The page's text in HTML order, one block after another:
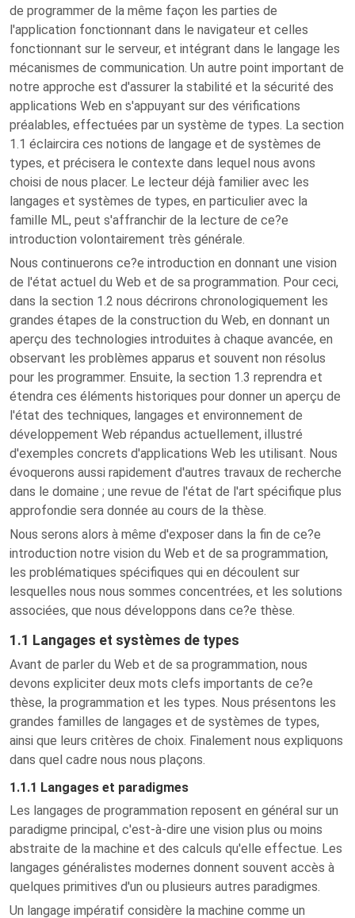
de programmer de la même façon les parties de
l'application fonctionnant dans le navigateur et celles
fonctionnant sur le serveur, et intégrant dans le langage les
mécanismes de communication. Un autre point important de
notre approche est d'assurer la stabilité et la sécurité des
applications Web en s'appuyant sur des vérifications
préalables, effectuées par un système de types. La section
1.1 éclaircira ces notions de langage et de systèmes de
types, et précisera le contexte dans lequel nous avons
choisi de nous placer. Le lecteur déjà familier avec les
langages et systèmes de types, en particulier avec la
famille ML, peut s'affranchir de la lecture de ce?e
introduction volontairement très générale.
Nous continuerons ce?e introduction en donnant une vision
de l'état actuel du Web et de sa programmation. Pour ceci,
dans la section 1.2 nous décrirons chronologiquement les
grandes étapes de la construction du Web, en donnant un
aperçu des technologies introduites à chaque avancée, en
observant les problèmes apparus et souvent non résolus
pour les programmer. Ensuite, la section 1.3 reprendra et
étendra ces éléments historiques pour donner un aperçu de
l'état des techniques, langages et environnement de
développement Web répandus actuellement, illustré
d'exemples concrets d'applications Web les utilisant. Nous
évoquerons aussi rapidement d'autres travaux de recherche
dans le domaine ; une revue de l'état de l'art spécifique plus
approfondie sera donnée au cours de la thèse.
Nous serons alors à même d'exposer dans la fin de ce?e
introduction notre vision du Web et de sa programmation,
les problématiques spécifiques qui en découlent sur
lesquelles nous nous sommes concentrées, et les solutions
associées, que nous développons dans ce?e thèse.
1.1 Langages et systèmes de types
Avant de parler du Web et de sa programmation, nous
devons expliciter deux mots clefs importants de ce?e
thèse, la programmation et les types. Nous présentons les
grandes familles de langages et de systèmes de types,
ainsi que leurs critères de choix. Finalement nous expliquons
dans quel cadre nous nous plaçons.
1.1.1 Langages et paradigmes
Les langages de programmation reposent en général sur un
paradigme principal, c'est-à-dire une vision plus ou moins
abstraite de la machine et des calculs qu'elle effectue. Les
langages généralistes modernes donnent souvent accès à
quelques primitives d'un ou plusieurs autres paradigmes.
Un langage impératif considère la machine comme un